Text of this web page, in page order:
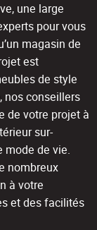
une large
pour vous
magasin de
est
de style
nos conseillers
de votre projet à
sur-
mode de vie.
nombreux
à votre
et des facilités